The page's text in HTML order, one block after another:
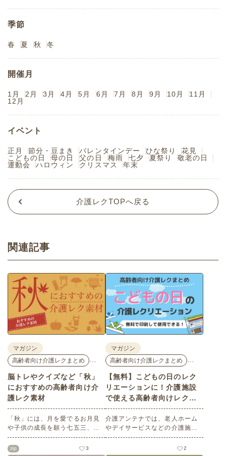
季節
春 夏 秋 冬
開催月
1月 2月 3月 4月 5月 6月 7月 8月 9月 10月
11月
12月
イベント
正月 節分・豆まき バレンタインデー ひな祭り
花見
こどもの日
母の日 父の日 梅雨 七夕 夏祭り
敬老の日
運動会
ハロウィン クリスマス 年末
介護レクTOPへ戻る
関連記事
マガジン
高齢者向け介護レクまとめ
脳トレやクイズなど「秋」
におすすめの高齢者向け介
護レク素材
「秋」には、月を愛でるお月見
や子供の成長を願う七五三、深
まる秋を鑑賞する紅葉狩りな
ど、心を和ませるイベントがた
zip 3
マガジン
高齢者向け介護レクまとめ
【無料】こどもの日のレク
リエーションに！介護施設
で使える高齢者向けレク素
材
介護アンテナでは、老人ホーム
やデイサービスなどの介護施設
でご利用いただける高齢者向け
レク素材を多数ご用意していま
2